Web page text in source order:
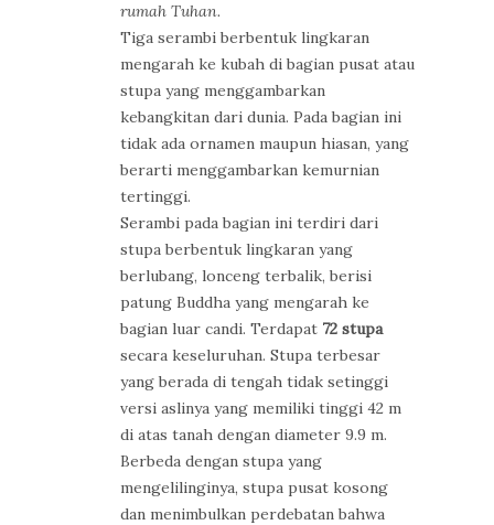
rumah Tuhan.
Tiga serambi berbentuk lingkaran
mengarah ke kubah di bagian pusat atau
stupa yang menggambarkan
kebangkitan dari dunia. Pada bagian ini
tidak ada ornamen maupun hiasan, yang
berarti menggambarkan kemurnian
tertinggi.
Serambi pada bagian ini terdiri dari
stupa berbentuk lingkaran yang
berlubang, lonceng terbalik, berisi
patung Buddha yang mengarah ke
bagian luar candi. Terdapat 72 stupa
secara keseluruhan. Stupa terbesar
yang berada di tengah tidak setinggi
versi aslinya yang memiliki tinggi 42 m
di atas tanah dengan diameter 9.9 m.
Berbeda dengan stupa yang
mengelilinginya, stupa pusat kosong
dan menimbulkan perdebatan bahwa